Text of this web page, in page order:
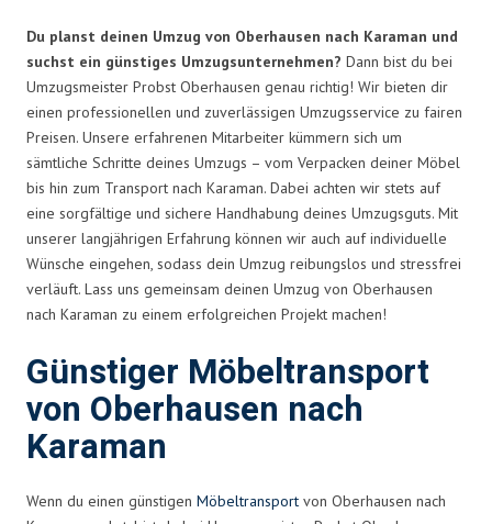
Du planst deinen Umzug von Oberhausen nach Karaman und
suchst ein günstiges Umzugsunternehmen? Dann bist du bei
Umzugsmeister Probst Oberhausen genau richtig! Wir bieten dir
einen professionellen und zuverlässigen Umzugsservice zu fairen
Preisen. Unsere erfahrenen Mitarbeiter kümmern sich um
sämtliche Schritte deines Umzugs – vom Verpacken deiner Möbel
bis hin zum Transport nach Karaman. Dabei achten wir stets auf
eine sorgfältige und sichere Handhabung deines Umzugsguts. Mit
unserer langjährigen Erfahrung können wir auch auf individuelle
Wünsche eingehen, sodass dein Umzug reibungslos und stressfrei
verläuft. Lass uns gemeinsam deinen Umzug von Oberhausen
nach Karaman zu einem erfolgreichen Projekt machen!
Günstiger Möbeltransport
von Oberhausen nach
Karaman
Wenn du einen günstigen Möbeltransport von Oberhausen nach